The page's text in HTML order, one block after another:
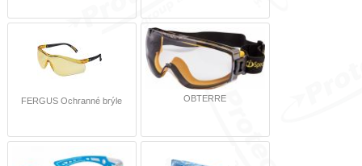
FERGUS Ochranné brýle OBTERRE